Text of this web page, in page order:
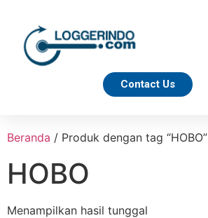
Contact Us
Beranda / Produk dengan tag “HOBO”
HOBO
Menampilkan hasil tunggal